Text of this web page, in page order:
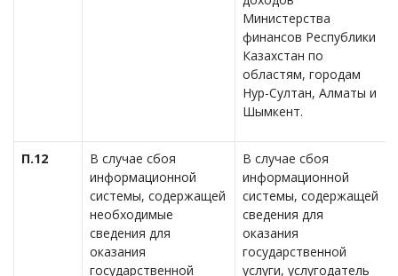
Министерства
финансов Республики
Казахстан по
областям, городам
Нур-Султан, Алматы и
Шымкент.
П.12
В случае сбоя
информационной
системы, содержащей
необходимые
сведения для
оказания
государственной
В случае сбоя
информационной
системы, содержащей
сведения для
оказания
государственной
услуги, услугодатель